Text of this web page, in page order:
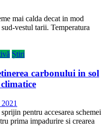
mai calda decat in mod
vestul tarii. Temperatura
Știri
carbonului in sol
pentru accesarea schemei
prima impadurire si crearea